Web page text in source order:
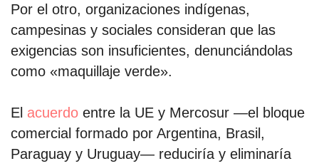
por formato
scrolls
Por el otro, organizaciones indígenas,
campesinas y sociales consideran que las
exigencias son insuficientes, denunciándolas
como «maquillaje verde».
El acuerdo entre la UE y Mercosur —el bloque
comercial formado por Argentina, Brasil,
Paraguay y Uruguay— reduciría y eliminaría